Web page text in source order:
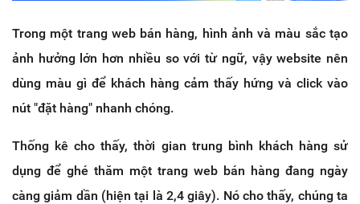
Trong một trang web bán hàng, hình ảnh và màu sắc tạo
ảnh hưởng lớn hơn nhiều so với từ ngữ, vậy website nên
dùng màu gì để khách hàng cảm thấy hứng và click vào
nút "đặt hàng" nhanh chóng.
Thống kê cho thấy, thời gian trung bình khách hàng sử
dụng để ghé thăm một trang web bán hàng đang ngày
càng giảm dần (hiện tại là 2,4 giây). Nó cho thấy, chúng ta